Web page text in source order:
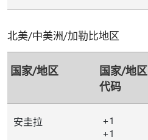
北美/中美洲/加勒比地区
国家/地区
国家/地区
代码
安圭拉
+1
+1